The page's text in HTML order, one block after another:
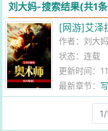
刘大妈-搜索结果(共1
[网游]艾泽
作者：刘大妈
状态：连载
更新时间：
最新章节：
1/